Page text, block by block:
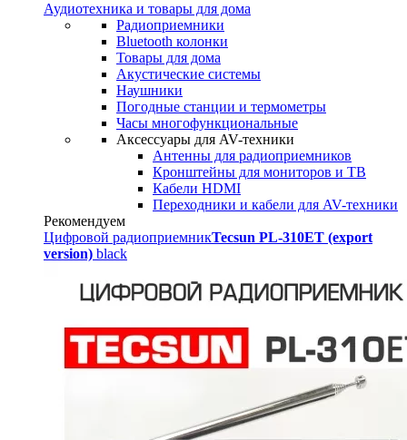
Аудиотехника и товары для дома
Радиоприемники
Bluetooth колонки
Товары для дома
Акустические системы
Наушники
Погодные станции и термометры
Часы многофункциональные
Аксессуары для AV-техники
Антенны для радиоприемников
Кронштейны для мониторов и ТВ
Кабели HDMI
Переходники и кабели для AV-техники
Рекомендуем
Цифровой радиоприемникTecsun PL-310ET (export
version) black